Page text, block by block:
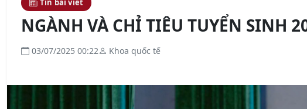
Tin bài viết
NGÀNH VÀ CHỈ TIÊU TUYỂN SINH
03/07/2025 00:22 Khoa quốc tế